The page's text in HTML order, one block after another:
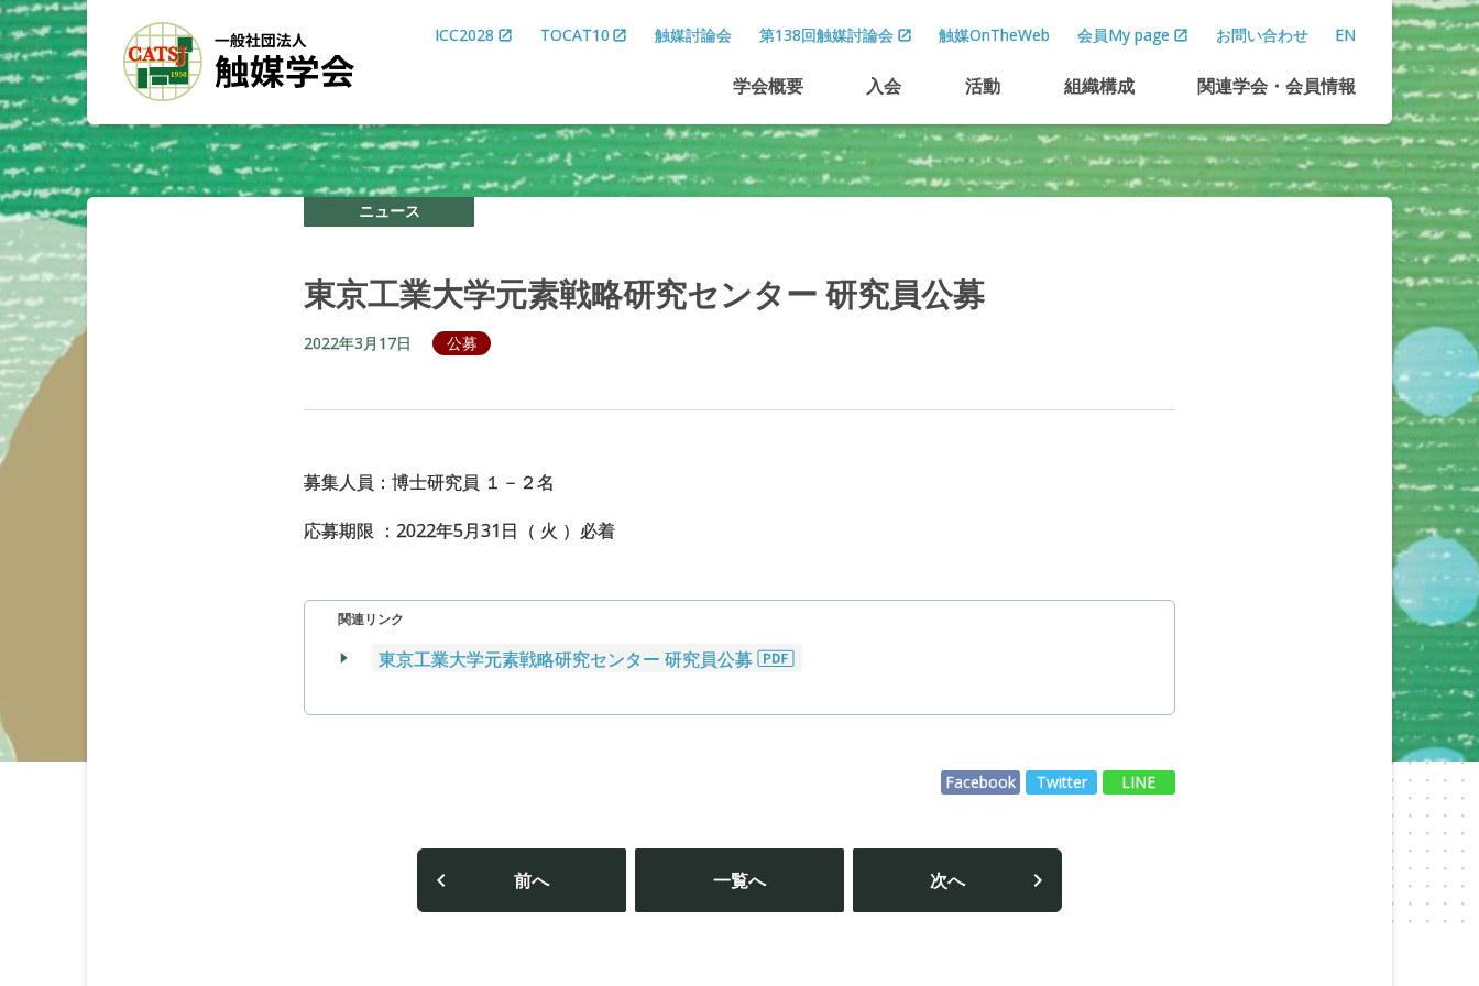
ICC2028 TOCAT10 触媒討論会 第138回触媒討論会 触媒OnTheWeb 会員My page お問い合わせ EN
学会概要 入会 活動 組織構成 関連学会 ・会員情報
ニュース
東京工業大学元素戦略研究センター 研究員公募
2022年3月17日 公募
募集人員：博士研究員 １－２名
応募期限 ：2022年5月31日（ 火 ）必着
関連リンク
東京工業大学元素戦略研究センター 研究員公募
Facebook Twitter LINE
投
稿
ナ
ビ
前へ 一覧へ 次へ